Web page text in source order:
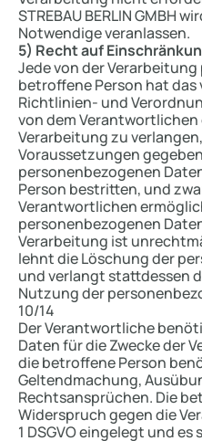
STREBAU BERLIN GMBH
Notwendige veranlassen.
5) Recht auf
Jede von der
betroffene Person hat das
Richtlinien- und
von dem
Verarbeitung zu
Voraussetzungen
personenbezogenen
Person bestritten, und
Verantwortlichen
personenbezogenen
Verarbeitung ist
lehnt die Löschung der
und verlangt stattdessen
Nutzung der
10/14
Der Verantwortliche
Daten für die Zwecke der
die betroffene Person
Geltendmachung,
Rechtsansprüchen. Die
Widerspruch gegen die
1 DSGVO eingelegt und